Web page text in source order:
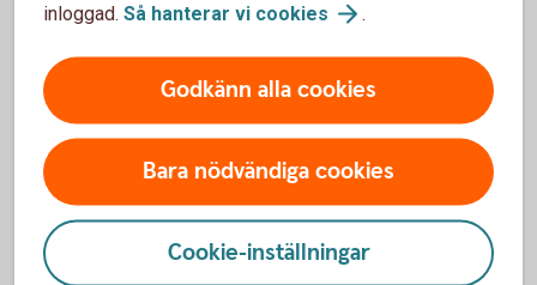
Borttappat eller stulet kort?
inloggad. Så hanterar vi cookies .
Godkänn alla cookies
Bara nödvändiga cookies
Cookie-inställningar